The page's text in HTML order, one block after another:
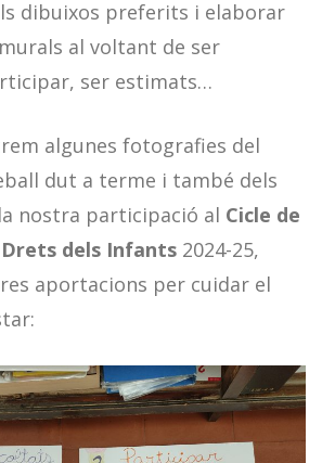
dibuixos preferits i elaborar
al voltant de ser
ser estimats…
algunes fotografies del
dut a terme i també dels
nostra participació al Cicle de
dels Infants2024-25,
aportacions per cuidar el